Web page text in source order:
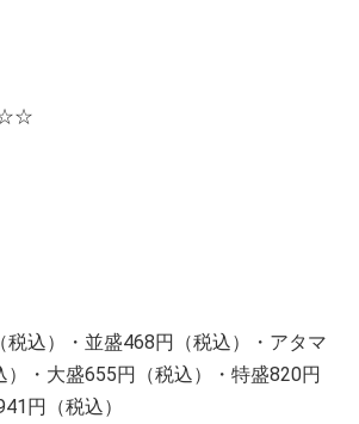
税込）・並盛468円（税込）・アタマ
）・大盛655円（税込）・特盛820円
円（税込）